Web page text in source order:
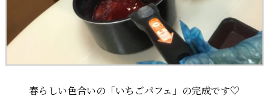
春らしい色合いの「いちごパフェ」の完成です♡